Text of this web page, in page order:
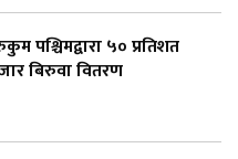
पश्चिमद्वारा ५० प्रतिशत
बिरुवा वितरण